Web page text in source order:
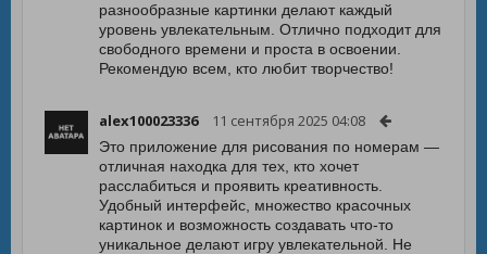
разнообразные картинки делают каждый
уровень увлекательным. Отлично подходит для
свободного времени и проста в освоении.
Рекомендую всем, кто любит творчество!
alex100023336 11 сентября 2025 04:08
Это приложение для рисования по номерам —
отличная находка для тех, кто хочет
расслабиться и проявить креативность.
Удобный интерфейс, множество красочных
картинок и возможность создавать что-то
уникальное делают игру увлекательной. Не